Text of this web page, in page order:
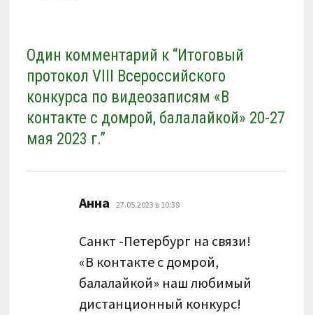
Один комментарий к “Итоговый
протокол VIII Всероссийского
конкурса по видеозаписям «В
контакте с домрой, балалайкой» 20-27
мая 2023 г.”
Анна 27.05.2023 в 10:39
Санкт -Петербург на связи!
«В контакте с домрой,
балалайкой» наш любимый
дистанционный конкурс!